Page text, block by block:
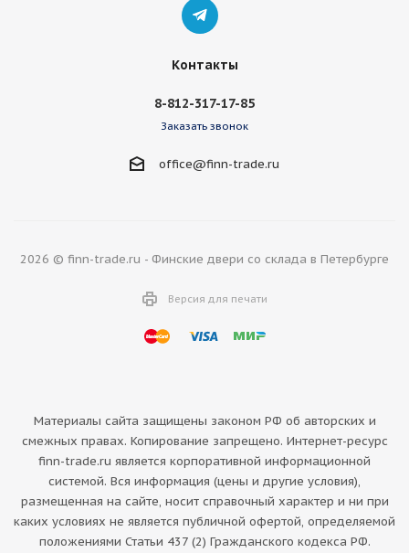
Контакты
8-812-317-17-85
Заказать звонок
office@finn-trade.ru
2026 © finn-trade.ru - Финские двери со склада в Петербурге
Версия для печати
Материалы сайта защищены законом РФ об авторских и
смежных правах. Копирование запрещено. Интернет-ресурс
finn-trade.ru является корпоративной информационной
системой. Вся информация (цены и другие условия),
размещенная на сайте, носит справочный характер и ни при
каких условиях не является публичной офертой, определяемой
положениями Статьи 437 (2) Гражданского кодекса РФ.